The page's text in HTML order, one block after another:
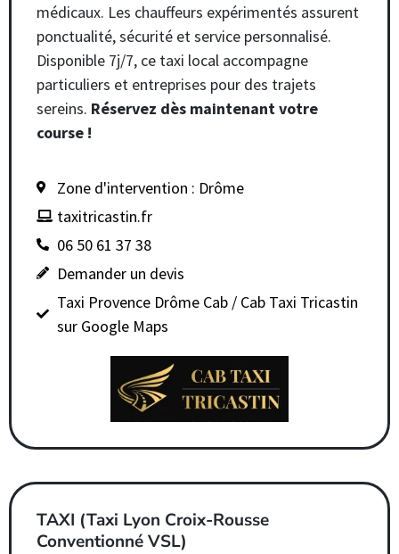
médicaux. Les chauffeurs expérimentés assurent
ponctualité, sécurité et service personnalisé.
Disponible 7j/7, ce taxi local accompagne
particuliers et entreprises pour des trajets
sereins. Réservez dès maintenant votre
course !
Zone d'intervention : Drôme
taxitricastin.fr
06 50 61 37 38
Demander un devis
Taxi Provence Drôme Cab / Cab Taxi Tricastin
sur Google Maps
TAXI (Taxi Lyon Croix-Rousse
Conventionné VSL)